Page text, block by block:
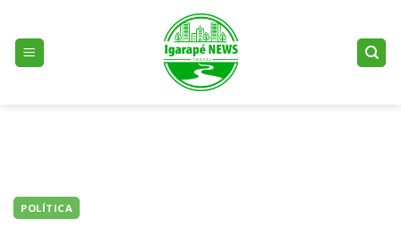
content
POLÍTICA